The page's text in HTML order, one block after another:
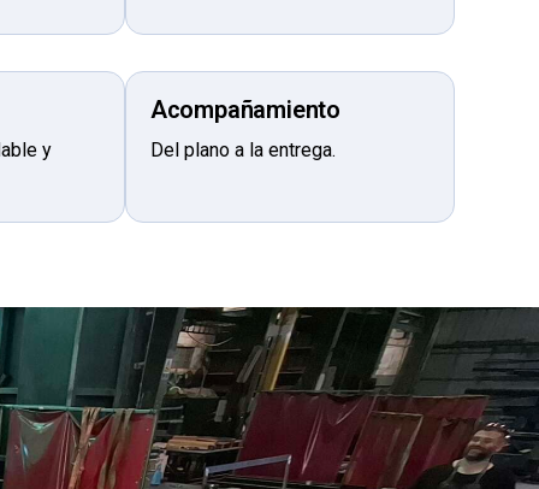
y
Acompañamiento
Del plano a la entrega.